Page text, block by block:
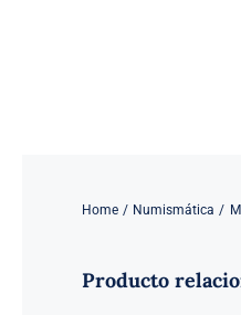
Home Numismática
Producto